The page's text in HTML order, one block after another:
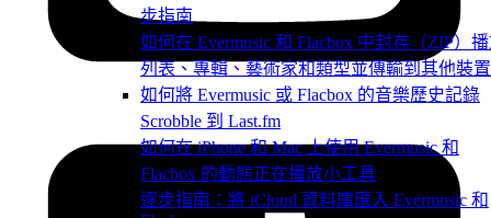
步指南
如何在 Evermusic 和 Flacbox 中封存（ZIP）
列表、專輯、藝術家和類型並傳輸到其他裝置
如何將 Evermusic 或 Flacbox 的音樂歷史記錄
Scrobble 到 Last.fm
如何在 iPhone 和 Mac 上使用 Evermusic 和
Flacbox 的動態正在播放小工具
逐步指南：將 iCloud 資料庫匯入 Evermusic 和